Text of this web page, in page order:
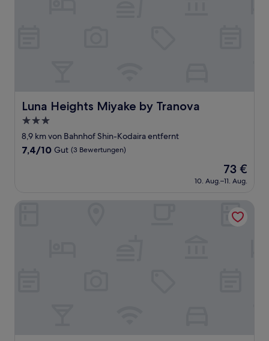
Luna Heights Miyake by Tranova
Luna Heights Miyake by Tranova
3.0-
Sterne-
Unterkunft
8,9 km von Bahnhof Shin-Kodaira entfernt
7.4
Bewertungen)
7,4/10 Gut (3 Bewertungen)
Der
Preis
beträgt
73 €
10. Aug.–11. Aug.